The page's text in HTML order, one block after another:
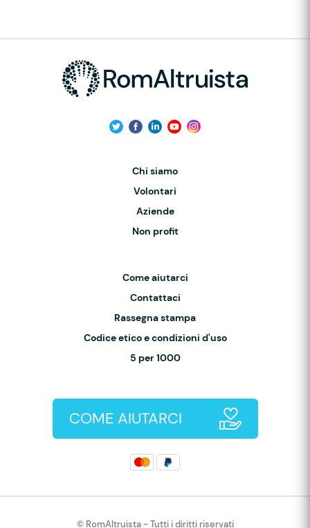
Chi siamo
Volontari
Aziende
Non profit
Come aiutarci
Contattaci
Rassegna stampa
Codice etico e condizioni d'uso
5 per 1000
COME AIUTARCI
© RomAltruista - Tutti i diritti riservati